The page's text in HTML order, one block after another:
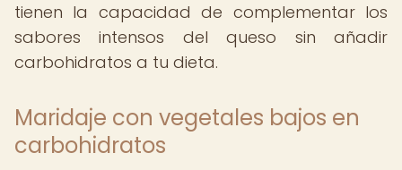
tienen la capacidad de complementar los
sabores intensos del queso sin añadir
carbohidratos a tu dieta.
Maridaje con vegetales bajos en
carbohidratos